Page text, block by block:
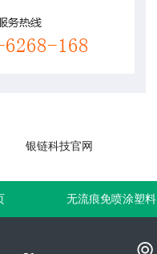
银链科技官网
无流痕免喷涂塑料